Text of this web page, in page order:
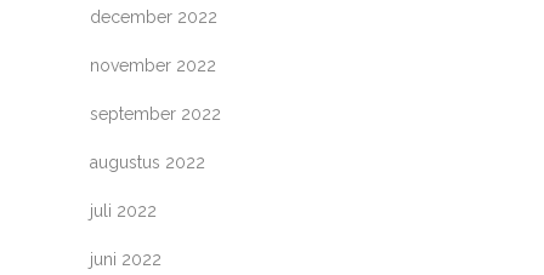
december 2022
november 2022
september 2022
augustus 2022
juli 2022
juni 2022